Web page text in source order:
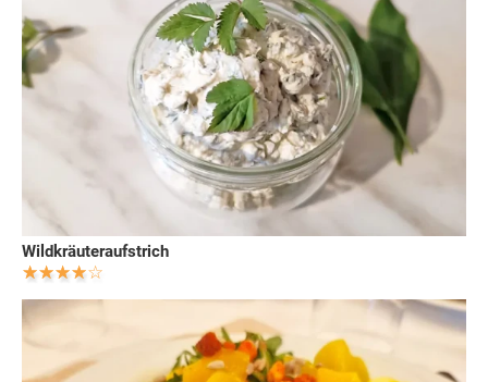
Wildkräuteraufstrich